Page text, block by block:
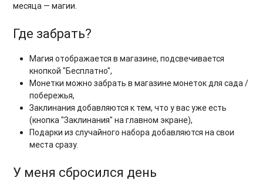
месяца — магии.
Где забрать?
Магия отображается в магазине, подсвечивается
кнопкой "Бесплатно",
Монетки можно забрать в магазине монеток для сада /
побережья,
Заклинания добавляются к тем, что у вас уже есть
(кнопка "Заклинания" на главном экране),
Подарки из случайного набора добавляются на свои
места сразу.
У меня сбросился день